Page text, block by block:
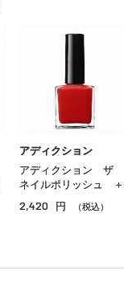
アディクション
アディクション ザ
ネイルポリッシュ ＋
2,420 円 （税込）